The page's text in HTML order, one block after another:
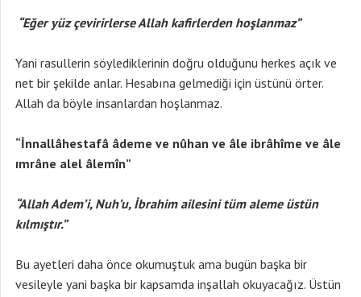
“Eğer yüz çevirirlerse Allah kafirlerden hoşlanmaz”
Yani rasullerin söylediklerinin doğru olduğunu herkes açık ve
net bir şekilde anlar. Hesabına gelmediği için üstünü örter.
Allah da böyle insanlardan hoşlanmaz.
“İnnallâhestafâ âdeme ve nûhan ve âle ibrâhîme ve âle
ımrâne alel âlemîn”
“Allah Adem’i, Nuh’u, İbrahim ailesini tüm aleme üstün
kılmıştır.”
Bu ayetleri daha önce okumuştuk ama bugün başka bir
vesileyle yani başka bir kapsamda inşallah okuyacağız. Üstün